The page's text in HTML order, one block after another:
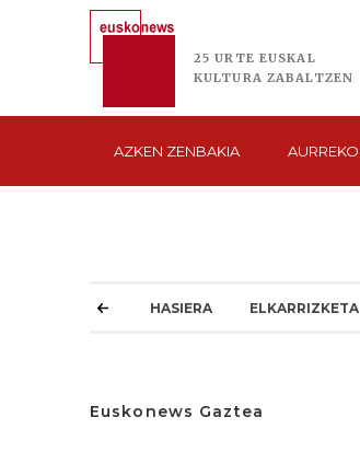
25 URTE EUSKAL
KULTURA ZABALTZEN
AZKEN ZENBAKIA AURREKO
HASIERA ELKARRIZKETA
Euskonews Gaztea